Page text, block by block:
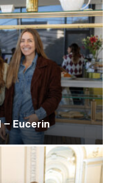
– Eucerin